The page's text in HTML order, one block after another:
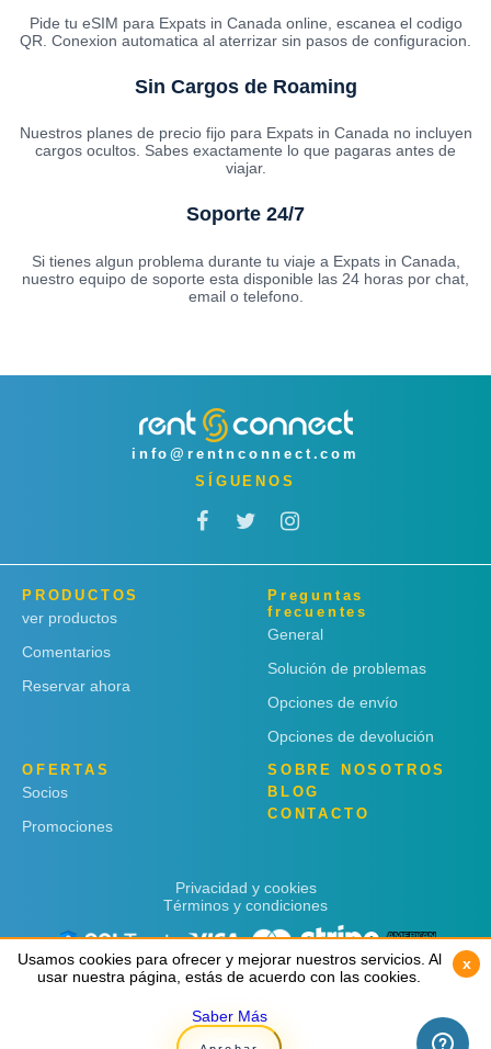
Pide tu eSIM para Expats in Canada online, escanea el codigo
QR. Conexion automatica al aterrizar sin pasos de configuracion.
Sin Cargos de Roaming
Nuestros planes de precio fijo para Expats in Canada no incluyen
cargos ocultos. Sabes exactamente lo que pagaras antes de
viajar.
Soporte 24/7
Si tienes algun problema durante tu viaje a Expats in Canada,
nuestro equipo de soporte esta disponible las 24 horas por chat,
email o telefono.
info@rentnconnect.com
SÍGUENOS
PRODUCTOS
ver productos
Comentarios
Reservar ahora
Preguntas
frecuentes
General
Solución de problemas
Opciones de envío
Opciones de devolución
OFERTAS
Socios
Promociones
SOBRE NOSOTROS
BLOG
CONTACTO
Privacidad y cookies
Términos y condiciones
Copyright © 2019 Rent 'n Connect
Usamos cookies para ofrecer y mejorar nuestros servicios. Al
usar nuestra página, estás de acuerdo con las cookies.
Saber Más
x
Usamos cookies para ofrecer y mejorar nuestros servicios. Al
usar nuestra página, estás de acuerdo con las cookies.
Saber Más
x